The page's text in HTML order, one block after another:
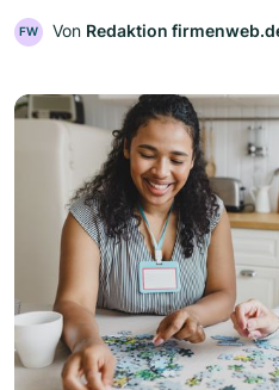
FW Von Redaktion